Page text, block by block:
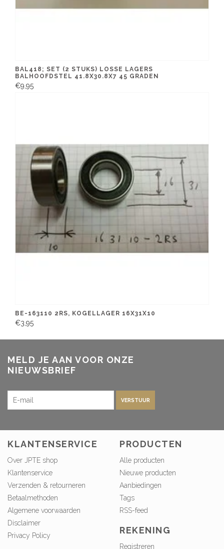
BAL418; SET (2 STUKS) LOSSE LAGERS
BALHOOFDSTEL 41.8X30.8X7 45 GRADEN
€9,95
BE-163110 2RS, KOGELLAGER 16X31X10
€3,95
MELD JE AAN VOOR ONZE
NIEUWSBRIEF
VERSTUUR
KLANTENSERVICE
Over JPTE shop
Klantenservice
Verzenden & retourneren
Betaalmethoden
Algemene voorwaarden
Disclaimer
Privacy Policy
PRODUCTEN
Alle producten
Nieuwe producten
Aanbiedingen
Tags
RSS-feed
REKENING
Registreren